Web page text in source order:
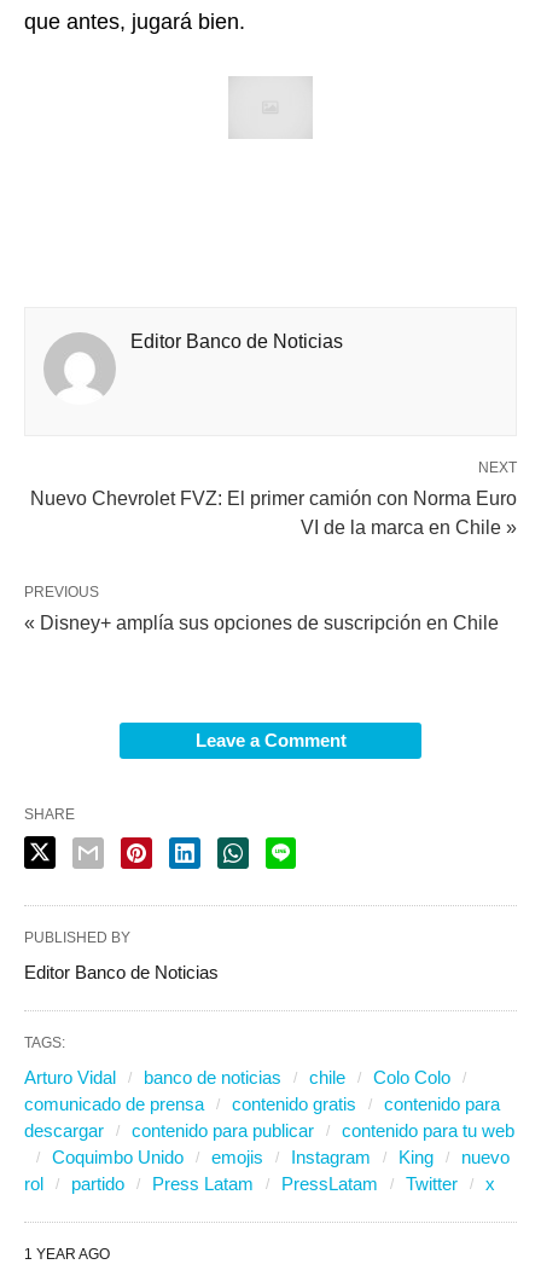
que antes, jugará bien.
Editor Banco de Noticias
NEXT
Nuevo Chevrolet FVZ: El primer camión con Norma Euro
VI de la marca en Chile »
PREVIOUS
« Disney+ amplía sus opciones de suscripción en Chile
Leave a Comment
SHARE
PUBLISHED BY
Editor Banco de Noticias
TAGS:
Arturo Vidal banco de noticias chile
Colo Colo
comunicado de prensa
contenido gratis
contenido para
descargar
contenido para publicar
contenido para tu web
Coquimbo Unido
emojis Instagram King
nuevo
rol
partido Press Latam PressLatam Twitter x
1 YEAR AGO